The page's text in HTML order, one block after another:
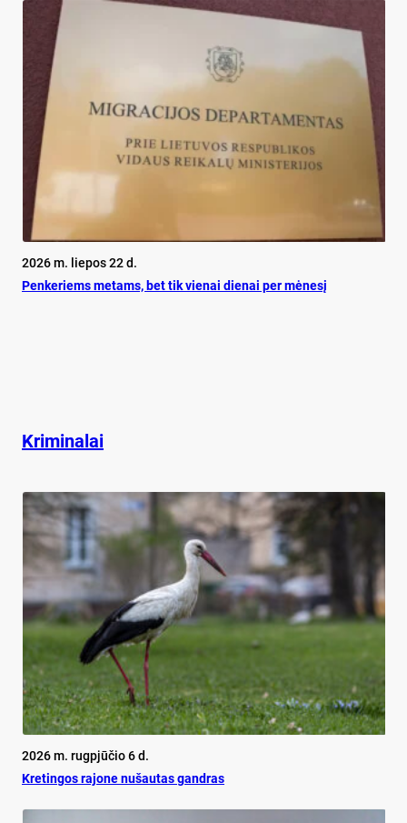
2026 m. liepos 22 d.
Pen­ke­riems me­tams, bet tik vie­nai die­nai per mė­ne­sį
Kriminalai
2026 m. rugpjūčio 6 d.
Kretingos rajone nušautas gandras